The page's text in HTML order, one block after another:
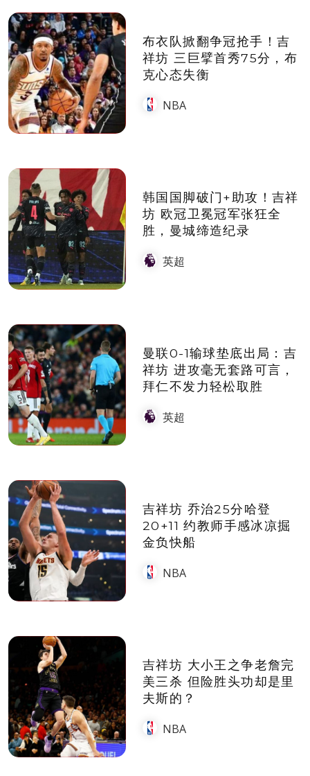
布衣队掀翻争冠抢手！吉
祥坊 三巨擘首秀75分，布
克心态失衡
NBA
韩国国脚破门+助攻！吉祥
坊 欧冠卫冕冠军张狂全
胜，曼城缔造纪录
英超
曼联0-1输球垫底出局：吉
祥坊 进攻毫无套路可言，
拜仁不发力轻松取胜
英超
吉祥坊 乔治25分哈登
20+11 约教师手感冰凉掘
金负快船
NBA
吉祥坊 大小王之争老詹完
美三杀 但险胜头功却是里
夫斯的？
NBA